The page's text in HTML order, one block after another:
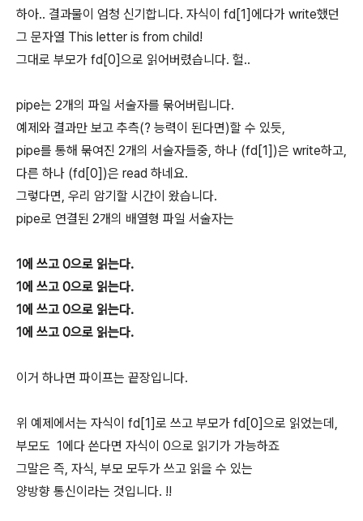
하아.. 결과물이 엄청 신기합니다. 자식이 fd[1]에다가 write했던
그 문자열 This letter is from child!
그대로 부모가 fd[0]으로 읽어버렸습니다. 헐..
pipe는 2개의 파일 서술자를 묶어버립니다.
예제와 결과만 보고 추측(? 능력이 된다면)할 수 있듯,
pipe를 통해 묶여진 2개의 서술자들중, 하나 (fd[1])은 write하고,
다른 하나 (fd[0])은 read 하네요.
그렇다면, 우리 암기할 시간이 왔습니다.
pipe로 연결된 2개의 배열형 파일 서술자는
1에 쓰고 0으로 읽는다.
1에 쓰고 0으로 읽는다.
1에 쓰고 0으로 읽는다.
1에 쓰고 0으로 읽는다.
이거 하나면 파이프는 끝장입니다.
위 예제에서는 자식이 fd[1]로 쓰고 부모가 fd[0]으로 읽었는데,
부모도 1에다 쓴다면 자식이 0으로 읽기가 가능하죠
그말은 즉, 자식, 부모 모두가 쓰고 읽을 수 있는
양방향 통신이라는 것입니다. !!